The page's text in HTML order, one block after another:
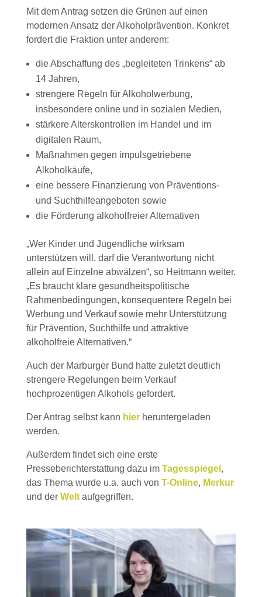
Mit dem Antrag setzen die Grünen auf einen
modernen Ansatz der Alkoholprävention. Konkret
fordert die Fraktion unter anderem:
die Abschaffung des „begleiteten Trinkens“ ab
14 Jahren,
strengere Regeln für Alkoholwerbung,
insbesondere online und in sozialen Medien,
stärkere Alterskontrollen im Handel und im
digitalen Raum,
Maßnahmen gegen impulsgetriebene
Alkoholkäufe,
eine bessere Finanzierung von Präventions-
und Suchthilfeangeboten sowie
die Förderung alkoholfreier Alternativen
„Wer Kinder und Jugendliche wirksam
unterstützen will, darf die Verantwortung nicht
allein auf Einzelne abwälzen“, so Heitmann weiter.
„Es braucht klare gesundheitspolitische
Rahmenbedingungen, konsequentere Regeln bei
Werbung und Verkauf sowie mehr Unterstützung
für Prävention, Suchthilfe und attraktive
alkoholfreie Alternativen.“
Auch der Marburger Bund hatte zuletzt deutlich
strengere Regelungen beim Verkauf
hochprozentigen Alkohols gefordert.
Der Antrag selbst kann hierheruntergeladen
werden.
Außerdem findet sich eine erste
Presseberichterstattung dazu im Tagesspiegel ,
das Thema wurde u.a. auch von T-Online, Merkur
und der Weltaufgegriffen.